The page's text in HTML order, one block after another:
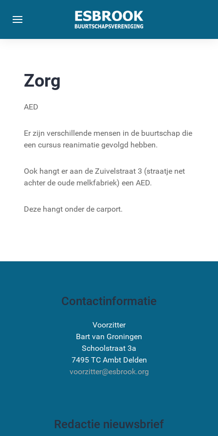
Zorg
AED
Er zijn verschillende mensen in de buurtschap die
een cursus reanimatie gevolgd hebben.
Ook hangt er aan de Zuivelstraat 3 (straatje net
achter de oude melkfabriek) een AED.
Deze hangt onder de carport.
Contactinformatie
Voorzitter
Bart van Groningen
Schoolstraat 3a
7495 TC Ambt Delden
voorzitter@esbrook.org
Redactie nieuwsbrief